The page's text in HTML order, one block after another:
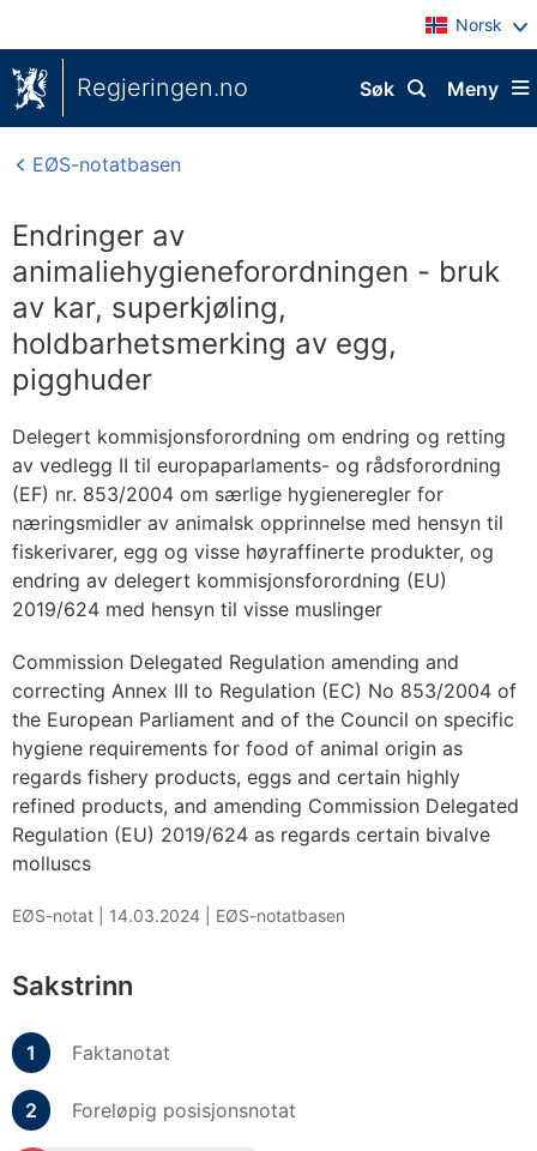
Norsk
Regjeringen.no Meny
Søk
EØS-notatbasen
Endringer av
animaliehygieneforordningen - bruk
av kar, superkjøling,
holdbarhetsmerking av egg,
pigghuder
Delegert kommisjonsforordning om endring og retting
av vedlegg II til europaparlaments- og rådsforordning
(EF) nr. 853/2004 om særlige hygieneregler for
næringsmidler av animalsk opprinnelse med hensyn til
fiskerivarer, egg og visse høyraffinerte produkter, og
endring av delegert kommisjonsforordning (EU)
2019/624 med hensyn til visse muslinger
Commission Delegated Regulation amending and
correcting Annex III to Regulation (EC) No 853/2004 of
the European Parliament and of the Council on specific
hygiene requirements for food of animal origin as
regards fishery products, eggs and certain highly
refined products, and amending Commission Delegated
Regulation (EU) 2019/624 as regards certain bivalve
molluscs
EØS-notat | 14.03.2024 EØS-notatbasen
Sakstrinn
Faktanotat
Foreløpig posisjonsnotat